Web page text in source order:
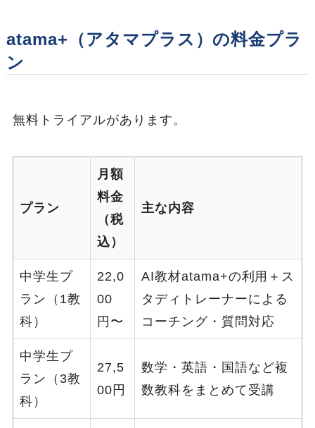
atama+（アタマプラス）の料金プラ
ン
無料トライアルがあります。
プラン
月額
料金
（税
込）
主な内容
中学生プ
ラン（1教
科）
22,0
00
円〜
AI教材atama+の利用＋ス
タディトレーナーによる
コーチング・質問対応
中学生プ
ラン（3教
科）
27,5
00円
数学・英語・国語など複
数教科をまとめて受講